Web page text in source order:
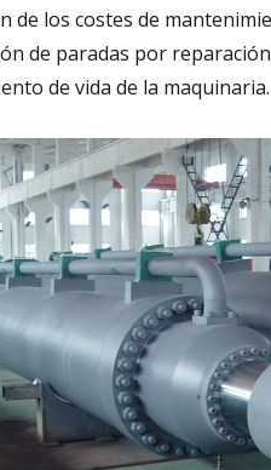
de los costes de
de paradas por
de vida de la maquinaria.